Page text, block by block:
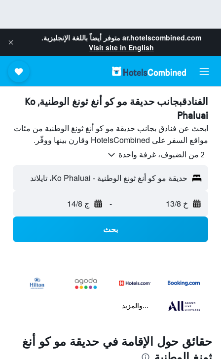
ar.hotelscombined.com متوفر أيضاً باللغة الإنجليزية.
Visit site in English
الفنادقبجانب حديقة مو كو أنغ ثونغ الوطنية, Ko
Phaluai
ابحث عن فنادق بجانب حديقة مو كو أنغ ثونغ الوطنية من مئات
مواقع السفر على HotelsCombined وقارن بينها ووفّر.
2 من الضيوف، غرفة واحدة
حديقة مو كو أنغ ثونغ الوطنية - Ko Phaluai، تايلاند
خ 13/8 - ج 14/8
بحث
...والمزيد
حقائق حول الإقامة في حديقة مو كو أنغ